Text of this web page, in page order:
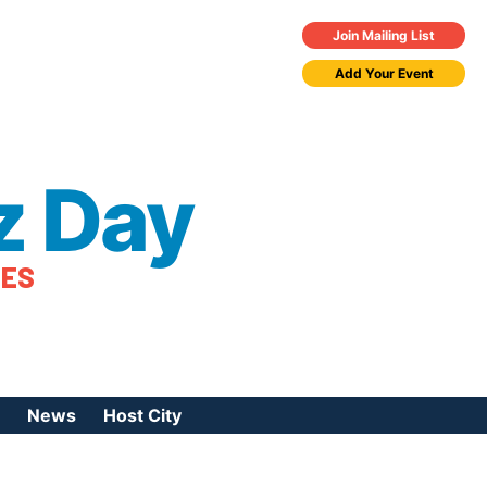
Join Mailing List
Add Your Event
Day
News Host City